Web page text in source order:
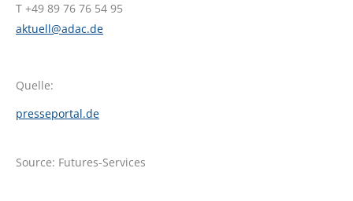
T +49 89 76 76 54 95
aktuell@adac.de
Quelle:
presseportal.de
Source: Futures-Services